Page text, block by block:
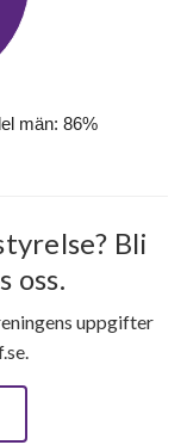
män: 86%
Bli
oss.
uppgifter